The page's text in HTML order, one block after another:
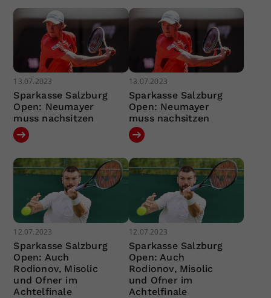
13.07.2023
Sparkasse Salzburg
Open: Neumayer
muss nachsitzen
13.07.2023
Sparkasse Salzburg
Open: Neumayer
muss nachsitzen
12.07.2023
Sparkasse Salzburg
Open: Auch
Rodionov, Misolic
und Ofner im
Achtelfinale
12.07.2023
Sparkasse Salzburg
Open: Auch
Rodionov, Misolic
und Ofner im
Achtelfinale